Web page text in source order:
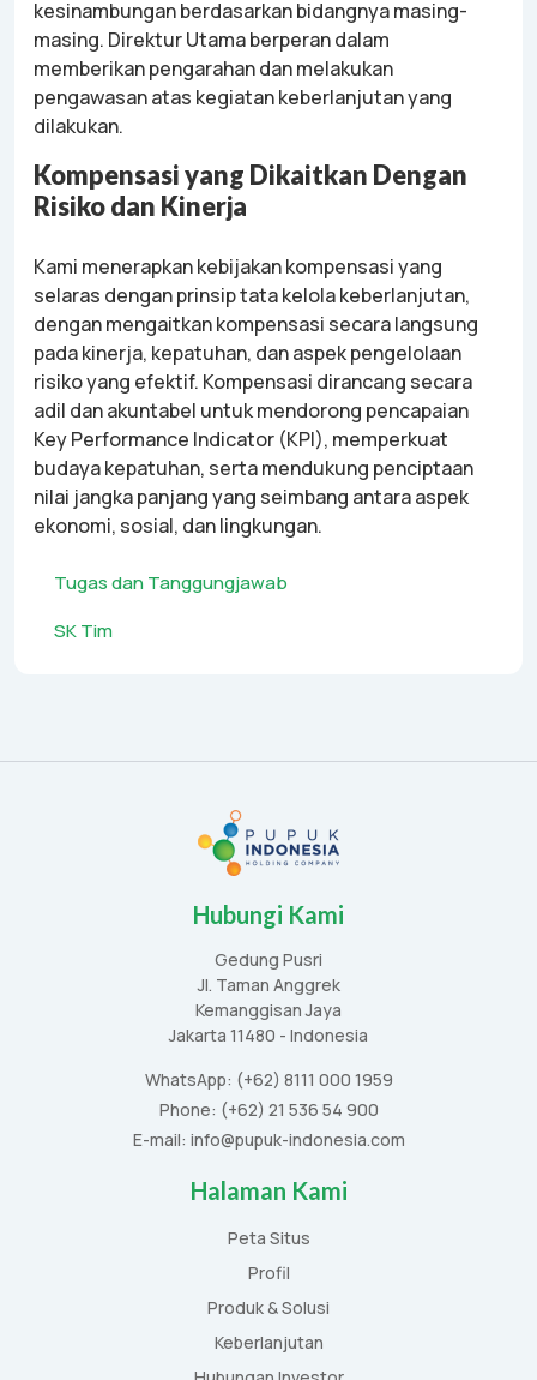
kesinambungan berdasarkan bidangnya masing-
masing. Direktur Utama berperan dalam
memberikan pengarahan dan melakukan
pengawasan atas kegiatan keberlanjutan yang
dilakukan.
Kompensasi yang Dikaitkan Dengan
Risiko dan Kinerja
Kami menerapkan kebijakan kompensasi yang
selaras dengan prinsip tata kelola keberlanjutan,
dengan mengaitkan kompensasi secara langsung
pada kinerja, kepatuhan, dan aspek pengelolaan
risiko yang efektif. Kompensasi dirancang secara
adil dan akuntabel untuk mendorong pencapaian
Key Performance Indicator (KPI), memperkuat
budaya kepatuhan, serta mendukung penciptaan
nilai jangka panjang yang seimbang antara aspek
ekonomi, sosial, dan lingkungan.
Tugas dan Tanggungjawab
SK Tim
Hubungi Kami
Gedung Pusri
Jl. Taman Anggrek
Kemanggisan Jaya
Jakarta 11480 - Indonesia
WhatsApp: (+62) 8111 000 1959
Phone: (+62) 21 536 54 900
E-mail: info@pupuk-indonesia.com
Halaman Kami
Peta Situs
Profil
Produk & Solusi
Keberlanjutan